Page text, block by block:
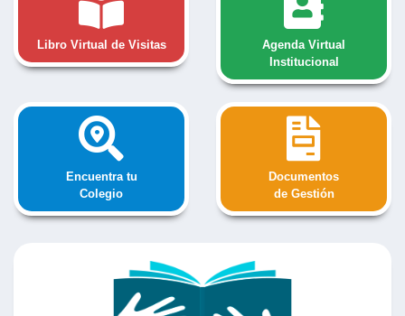
Libro Virtual de Visitas
Agenda Virtual
Institucional
Encuentra tu
Colegio
Documentos
de Gestión